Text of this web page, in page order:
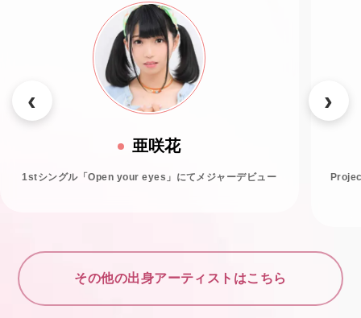
亜咲花
1stシングル「Open your eyes」にてメジャーデビュー
その他の出身アーティストはこちら